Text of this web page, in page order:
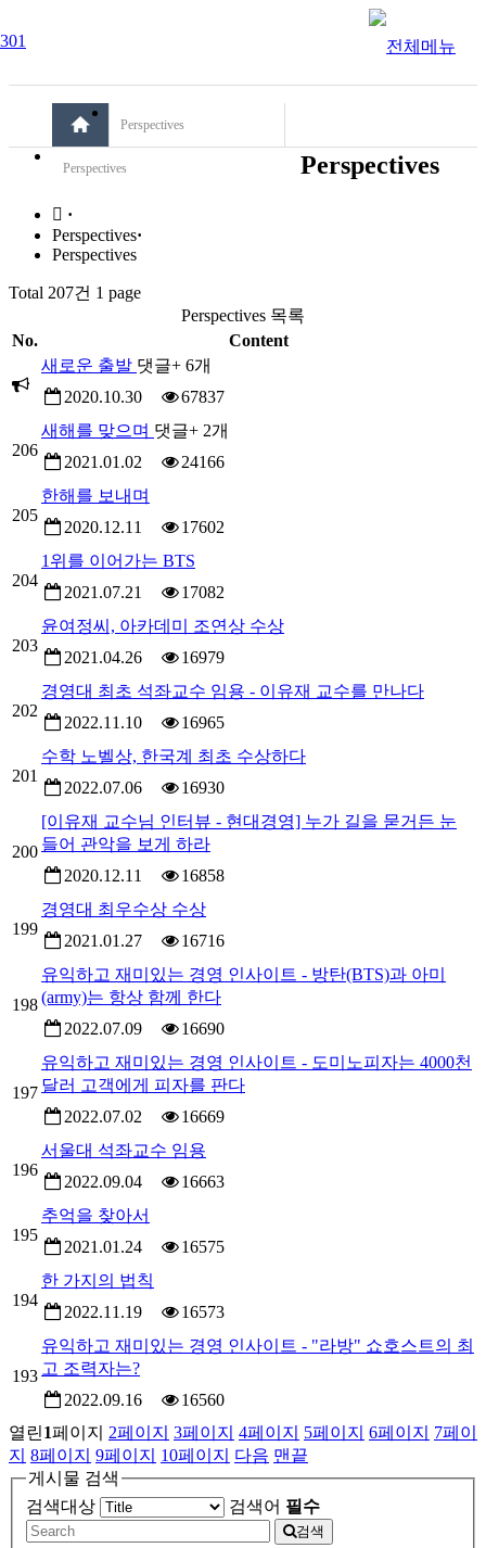
Perspectives
Perspectives Perspectives
·
Perspectives·
Perspectives
Total 207건 1 page
Perspectives 목록
No.
Content
새로운 출발 댓글+ 6개
2020.10.30
67837
206
새해를 맞으며 댓글+ 2개
2021.01.02
24166
205
한해를 보내며
2020.12.11
17602
204
1위를 이어가는 BTS
2021.07.21
17082
203
윤여정씨, 아카데미 조연상 수상
2021.04.26
16979
202
경영대 최초 석좌교수 임용 - 이유재 교수를 만나다
2022.11.10
16965
201
수학 노벨상, 한국계 최초 수상하다
2022.07.06
16930
200
[이유재 교수님 인터뷰 - 현대경영] 누가 길을 묻거든 눈
들어 관악을 보게 하라
2020.12.11
16858
199
경영대 최우수상 수상
2021.01.27
16716
198
유익하고 재미있는 경영 인사이트 - 방탄(BTS)과 아미
(army)는 항상 함께 한다
2022.07.09
16690
197
유익하고 재미있는 경영 인사이트 - 도미노피자는 4000천
달러 고객에게 피자를 판다
2022.07.02
16669
196
서울대 석좌교수 임용
2022.09.04
16663
195
추억을 찾아서
2021.01.24
16575
194
한 가지의 법칙
2022.11.19
16573
193
유익하고 재미있는 경영 인사이트 - "라방" 쇼호스트의 최
고 조력자는?
2022.09.16
16560
열린1페이지 2페이지 3페이지 4페이지 5페이지 6페이지 7페이
지 8페이지 9페이지 10페이지 다음 맨끝
게시물 검색
검색대상
검색어 필수
검색